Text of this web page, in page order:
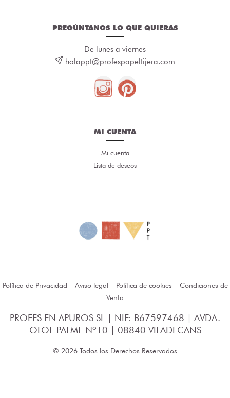
PREGÚNTANOS LO QUE QUIERAS
De lunes a viernes
holappt@profespapeltijera.com
MI CUENTA
Mi cuenta
Lista de deseos
Política de Privacidad | Aviso legal| Política de cookies | Condiciones de
Venta
PROFES EN APUROS SL | NIF: B67597468 | AVDA.
OLOF PALME Nº10 | 08840 VILADECANS
© 2026 Todos los Derechos Reservados